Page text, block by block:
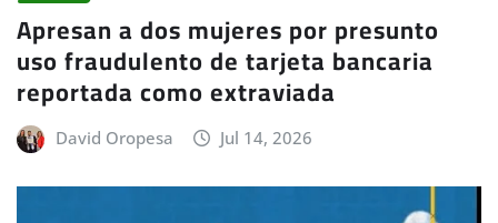
Apresan a dos mujeres por presunto
uso fraudulento de tarjeta bancaria
reportada como extraviada
David Oropesa Jul 14, 2026